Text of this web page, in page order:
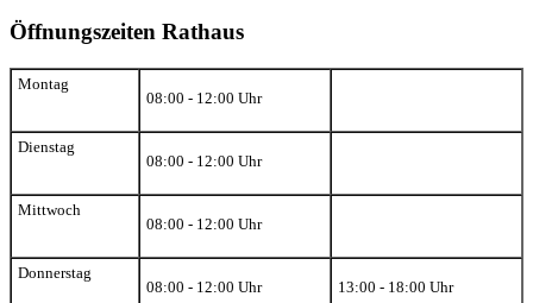
Öffnungszeiten Rathaus
Montag
08:00 - 12:00 Uhr
Dienstag
08:00 - 12:00 Uhr
Mittwoch
08:00 - 12:00 Uhr
Donnerstag
08:00 - 12:00 Uhr
13:00 - 18:00 Uhr